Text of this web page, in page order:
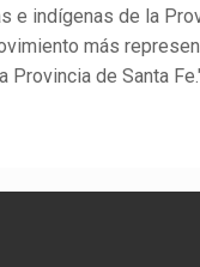
e indígenas de la
más
Provincia de Santa